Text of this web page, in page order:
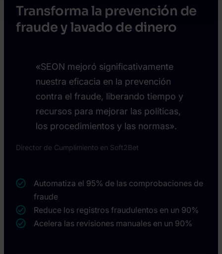
Transforma la prevención de
fraude y lavado de dinero
«SEON mejoró significativamente
nuestra eficacia en la prevención
contra el fraude, liberando tiempo y
recursos para mejorar las políticas,
los procedimientos y las normas».
Director de Cumplimiento en Soft2Bet
Automatiza el 95% de las comprobaciones de
fraude
Reduce los registros fraudulentos en un 90%
Acelera las revisiones manuales en un 90%